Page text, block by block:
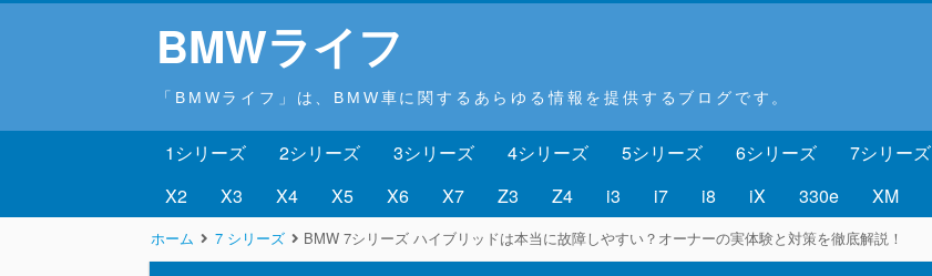
BMWライフ
「BMWライフ」は、BMW車に関するあらゆる情報を提供するブログです。
1シリーズ 2シリーズ 3シリーズ 4シリーズ 5シリーズ 6シリーズ 7シリーズ
X2
X3 X4 X5 X6 X7 Z3 Z4 i3 i7 i8 iX 330e XM
ホーム 7 シリーズ BMW 7シリーズ ハイブリッドは本当に故障しやすい？オーナーの実体験と対策を徹底解説！